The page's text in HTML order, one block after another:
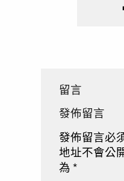
留言
發佈留言
發佈留言必
地址不會公
為*